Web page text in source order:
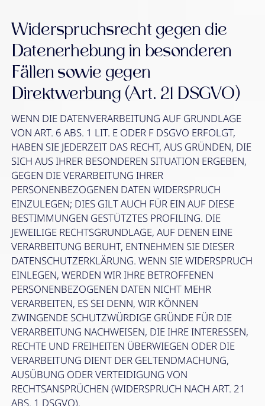
Widerspruchsrecht gegen die
Datenerhebung in besonderen
Fällen sowie gegen
Direktwerbung (Art. 21 DSGVO)
WENN DIE DATENVERARBEITUNG AUF GRUNDLAGE
VON ART. 6 ABS. 1 LIT. E ODER F DSGVO ERFOLGT,
HABEN SIE JEDERZEIT DAS RECHT, AUS GRÜNDEN, DIE
SICH AUS IHRER BESONDEREN SITUATION ERGEBEN,
GEGEN DIE VERARBEITUNG IHRER
PERSONENBEZOGENEN DATEN WIDERSPRUCH
EINZULEGEN; DIES GILT AUCH FÜR EIN AUF DIESE
BESTIMMUNGEN GESTÜTZTES PROFILING. DIE
JEWEILIGE RECHTSGRUNDLAGE, AUF DENEN EINE
VERARBEITUNG BERUHT, ENTNEHMEN SIE DIESER
DATENSCHUTZERKLÄRUNG. WENN SIE WIDERSPRUCH
EINLEGEN, WERDEN WIR IHRE BETROFFENEN
PERSONENBEZOGENEN DATEN NICHT MEHR
VERARBEITEN, ES SEI DENN, WIR KÖNNEN
ZWINGENDE SCHUTZWÜRDIGE GRÜNDE FÜR DIE
VERARBEITUNG NACHWEISEN, DIE IHRE INTERESSEN,
RECHTE UND FREIHEITEN ÜBERWIEGEN ODER DIE
VERARBEITUNG DIENT DER GELTENDMACHUNG,
AUSÜBUNG ODER VERTEIDIGUNG VON
RECHTSANSPRÜCHEN (WIDERSPRUCH NACH ART. 21
ABS. 1 DSGVO).